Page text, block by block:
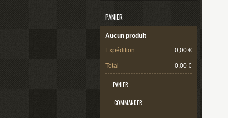
PANIER
Aucun produit
Expédition 0,00 €
Total 0,00 €
PANIER
COMMANDER